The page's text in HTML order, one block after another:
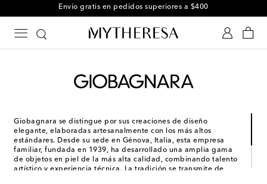
Envío gratis en pedidos superiores a $400
Giobagnara se distingue por sus creaciones de diseño
elegante, elaboradas artesanalmente con los más altos
estándares. Desde su sede en Génova, Italia, esta empresa
familiar, fundada en 1939, ha desarrollado una amplia gama
de objetos en piel de la más alta calidad, combinando talento
artístico y experiencia técnica. La tradición se transmite de